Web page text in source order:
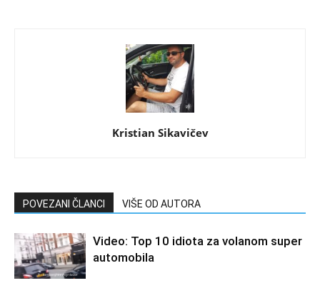
Kristian Sikavičev
POVEZANI ČLANCI VIŠE OD AUTORA
Video: Top 10 idiota za volanom super
automobila